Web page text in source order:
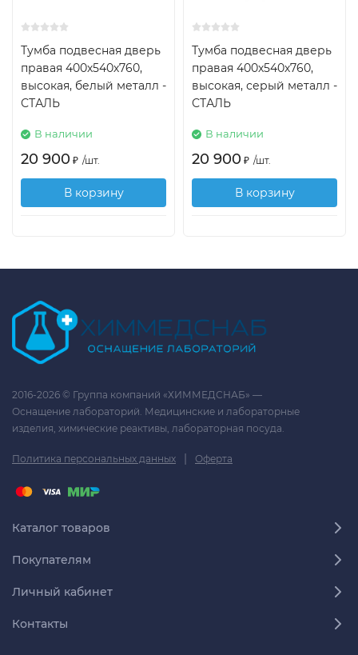
Тумба подвесная дверь
правая 400х540х760,
высокая, белый металл -
СТАЛЬ
В наличии
20 900 ₽ /шт.
В корзину
Тумба подвесная дверь
правая 400х540х760,
высокая, серый металл -
СТАЛЬ
В наличии
20 900 ₽ /шт.
В корзину
2016-2026 © Группа компаний «ХИММЕДСНАБ» —
Оснащение лабораторий. Медицинские и лабораторные
изделия, химические реактивы, лабораторная посуда.
Политика персональных данных | Оферта
Каталог товаров
Покупателям
Личный кабинет
Контакты